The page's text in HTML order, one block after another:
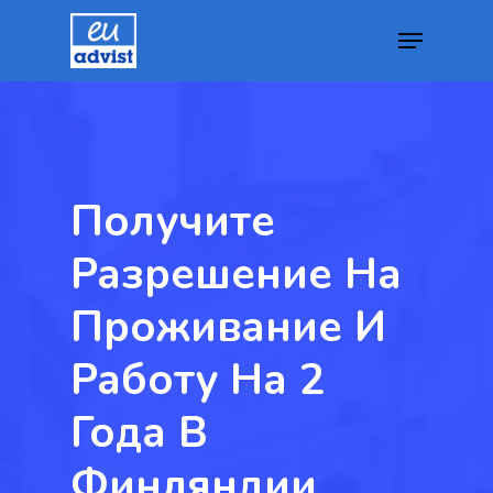
Получите
Разрешение На
Проживание И
Работу На 2
Года В